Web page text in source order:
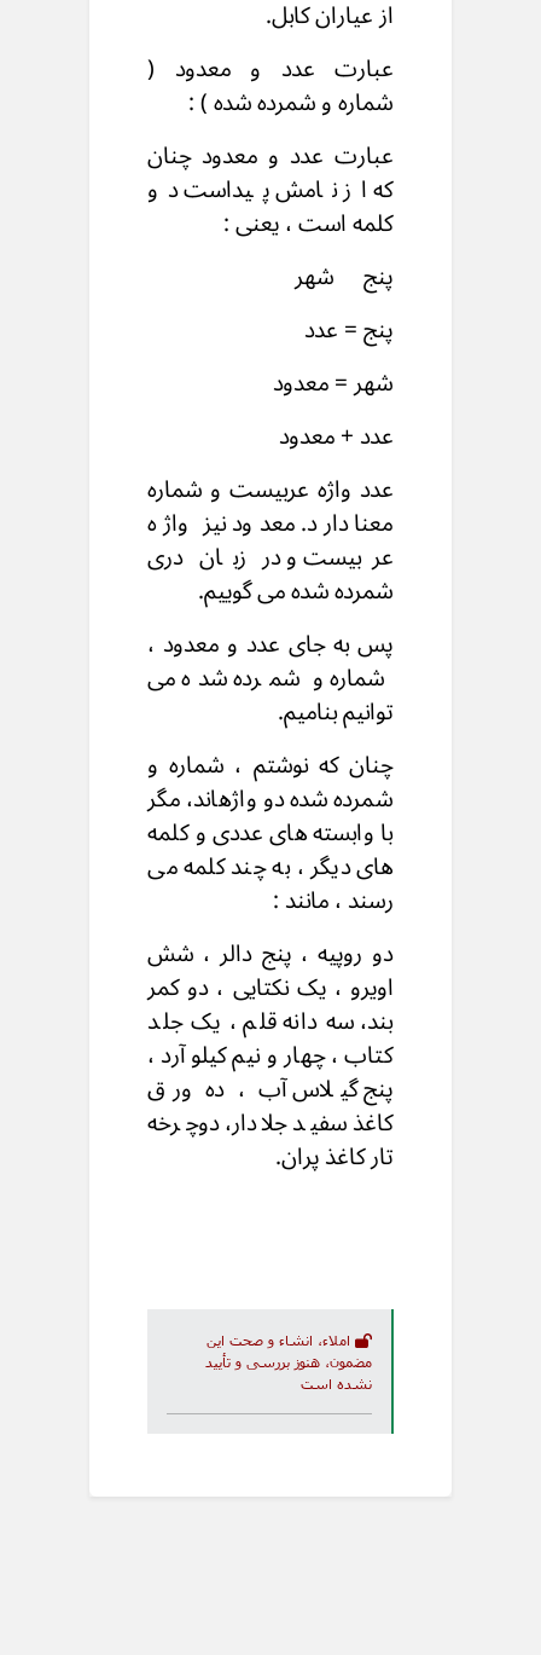
از عیاران کابل.
عبارت عدد و معدود (
شماره و شمرده شده ) :
عبارت عدد و معدود چنان
که از نامش پیداست دو
کلمه است ، یعنی :
پنج شهر
پنج = عدد
شهر = معدود
عدد + معدود
عدد واژه عربیست و شماره
معنا دارد. معدود نیز واژه
عربیست و در زبان دری
شمرده شده می گوییم.
پس به جای عدد و معدود ،
شماره و شمرده شده می
توانیم بنامیم.
چنان که نوشتم ، شماره و
شمرده شده دو واژهاند، مگر
با وابسته های عددی و کلمه
های دیگر ، به چند کلمه می
رسند ، مانند :
دو روپیه ، پنج دالر ، شش
اویرو ، یک نکتایی ، دو کمر
بند، سه دانه قلم ، یک جلد
کتاب ، چهار و نیم کیلو آرد ،
پنج گیلاس آب ، ده ورق
کاغذ سفید جلادار، دوچرخه
تار کاغذ پران.
املاء، انشاء و صحت این
مضمون، هنوز بررسی و تأیید
نشده است